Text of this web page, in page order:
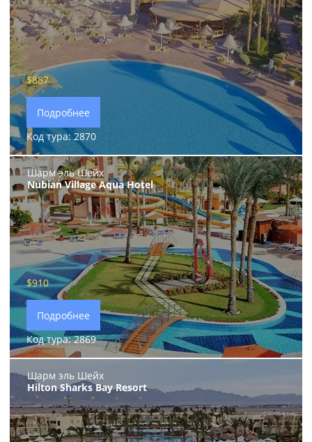
$887
Подробнее
Код тура: 2870
Шарм эль Шейх
Nubian Village Aqua Hotel
$910
Подробнее
Код тура: 2869
Шарм эль Шейх
Hilton Sharks Bay Resort